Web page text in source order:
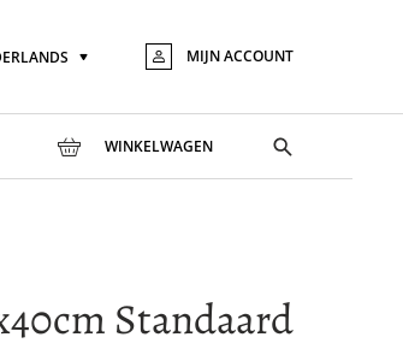
de
MIJN ACCOUNT
WINKELWAGEN
Toggle
search
Standaard